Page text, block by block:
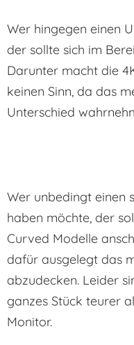
Wer hingegen einen
der sollte sich im
Darunter macht die
keinen Sinn, da das
Unterschied
Wer unbedingt einen
haben möchte, der
Curved Modelle
dafür ausgelegt das
abzudecken. Leider
ganzes Stück teurer
Monitor.